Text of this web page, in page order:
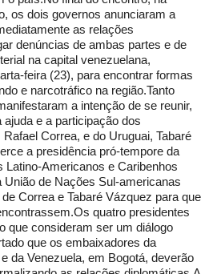
os dois governos anunciaram a
as relações
denúncias de ambas partes e de
na capital venezuelana,
feira (23), para encontrar formas
e narcotráfico na região.Tanto
a intenção de se reunir,
e a participação dos
Correa, e do Uruguai, Tabaré
a presidência pró-tempore da
Latino-Americanos e Caribenhos
União de Nações Sul-americanas
Correa e Tabaré Vázquez para que
quatro presidentes
que consideram ser um diálogo
que os embaixadores da
da Venezuela, em Bogotá, deverão